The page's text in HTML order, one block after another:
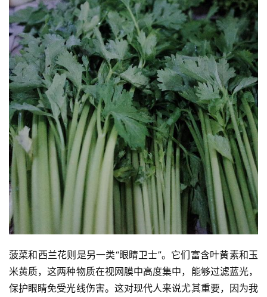
菠菜和西兰花则是另一类“眼睛卫士”。它们富含叶黄素和玉
米黄质，这两种物质在视网膜中高度集中，能够过滤蓝光，
保护眼睛免受光线伤害。这对现代人来说尤其重要，因为我